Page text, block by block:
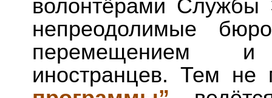
волонтёрами Службы
непреодолимые
перемещением и
иностранцев. Тем